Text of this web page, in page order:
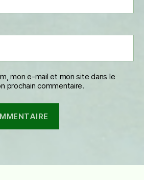
mon e-mail et mon site dans le
prochain commentaire.